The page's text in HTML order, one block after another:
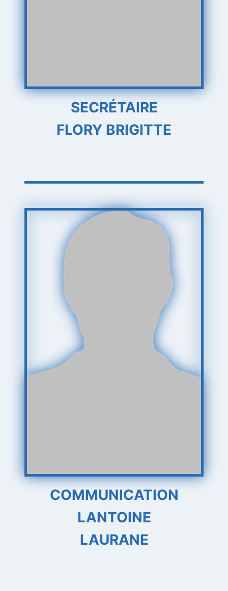
SECRÉTAIRE
FLORY BRIGITTE
COMMUNICATION
LANTOINE
LAURANE